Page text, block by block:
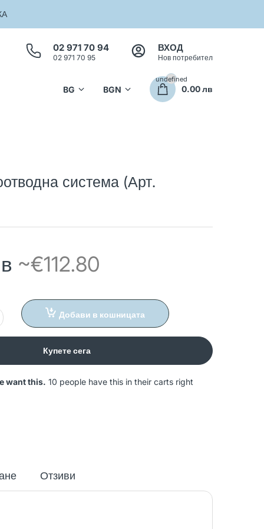
02 971 70 94
02 971 70 95
ВХОД
Нов потребител
undefined
0.00 лв
система (Арт.
~€112.80
Добави в кошницата
Купете сега
want this. 10 people have this in their carts right
Отзиви